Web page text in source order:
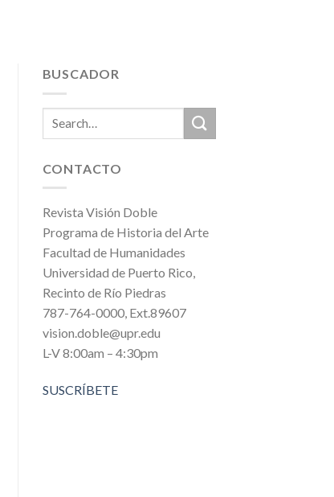
BUSCADOR
CONTACTO
Revista Visión Doble
Programa de Historia del Arte
Facultad de Humanidades
Universidad de Puerto Rico,
Recinto de Río Piedras
787-764-0000, Ext.89607
vision.doble@upr.edu
L-V 8:00am – 4:30pm
SUSCRÍBETE